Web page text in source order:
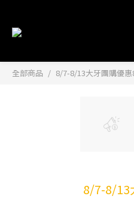
全部商品 8/7-8/13大牙團購優惠
8/7-8/13